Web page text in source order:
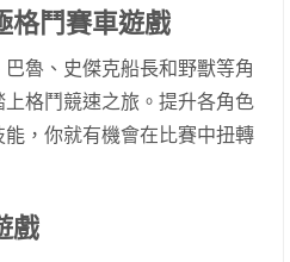
格鬥賽車遊戲
魯、史傑克船長和野獸等角
格鬥競速之旅。提升各角色
，你就有機會在比賽中扭轉
戲